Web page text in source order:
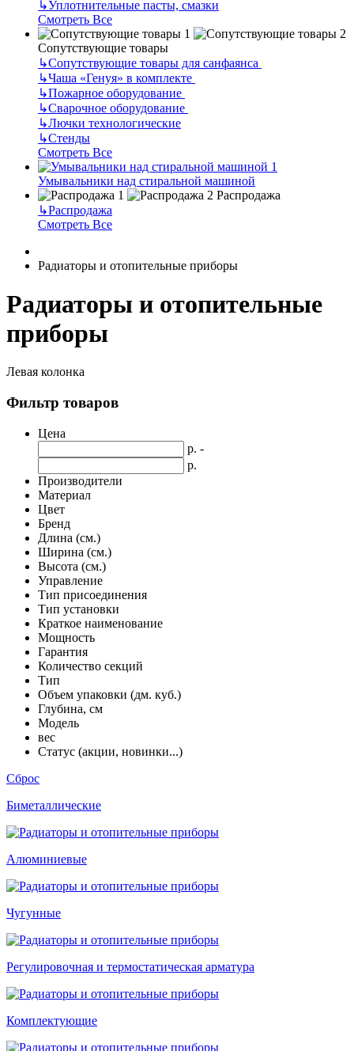
↳Уплотнительные пасты, смазки
Смотреть Все
Сопутствующие товары
↳Сопутствующие товары для санфаянса
↳Чаша «Генуя» в комплекте
↳Пожарное оборудование
↳Сварочное оборудование
↳Лючки технологические
↳Стенды
Смотреть Все
Умывальники над стиральной машиной
Распродажа
↳Распродажа
Смотреть Все
Радиаторы и отопительные приборы
Радиаторы и отопительные
приборы
Левая колонка
Фильтр товаров
Цена
р. -
р.
Производители
Материал
Цвет
Бренд
Длина (см.)
Ширина (см.)
Высота (см.)
Управление
Тип присоединения
Тип установки
Краткое наименование
Мощность
Гарантия
Количество секций
Тип
Объем упаковки (дм. куб.)
Глубина, см
Модель
вес
Статус (акции, новинки...)
Сброс
Биметаллические
Алюминиевые
Чугунные
Регулировочная и термостатическая арматура
Комплектующие